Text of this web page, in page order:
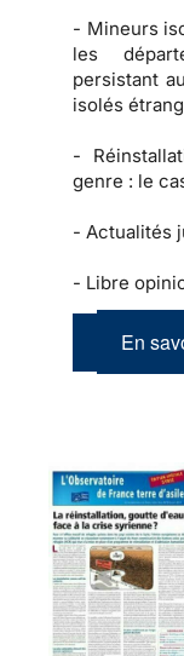
- Mineurs
les
persistant
isolés
-
genre : le
- Actualités
- Libre
En